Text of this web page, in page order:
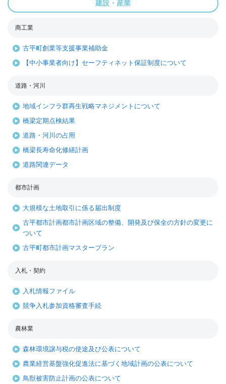
建設・産業
商工業
古平町創業等支援事業補助金
【中小事業者向け】セーフティネット保証制度について
道路・河川
地域インフラ群再生戦略マネジメントについて
橋梁定期点検結果
道路・河川の占用
橋梁長寿命化修繕計画
道路関連データ
都市計画
大規模な土地取引に係る届出制度
古平都市計画都市計画区域の整備、開発及び保全の方針の変更に
ついて
古平町都市計画マスタープラン
入札・契約
入札情報ファイル
競争入札参加資格審査手続
農林業
森林環境譲与税の使途及び公表について
農業経営基盤強化促進法に基づく地域計画の公表について
鳥獣被害防止計画の公表について